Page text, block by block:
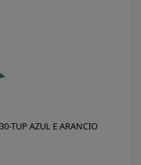
TUP AZUL E ARANCIO